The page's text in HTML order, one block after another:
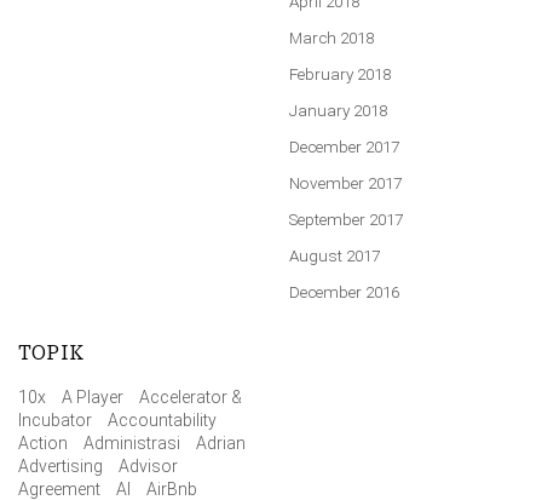
March 2018
February 2018
January 2018
December 2017
November 2017
September 2017
August 2017
December 2016
TOPIK
10x A Player
Accelerator &
Incubator
Accountability
Action
Administrasi
Adrian
Advertising
Advisor
Agreement
AI
AirBnb